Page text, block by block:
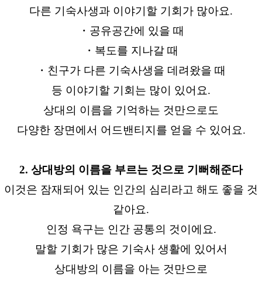
다른 기숙사생과 이야기할 기회가 많아요.
・공유공간에 있을 때
・복도를 지나갈 때
・친구가 다른 기숙사생을 데려왔을 때
등 이야기할 기회는 많이 있어요.
상대의 이름을 기억하는 것만으로도
다양한 장면에서 어드밴티지를 얻을 수 있어요.
2. 상대방의 이름을 부르는 것으로 기뻐해준다
이것은 잠재되어 있는 인간의 심리라고 해도 좋을 것
같아요.
인정 욕구는 인간 공통의 것이에요.
말할 기회가 많은 기숙사 생활에 있어서
상대방의 이름을 아는 것만으로